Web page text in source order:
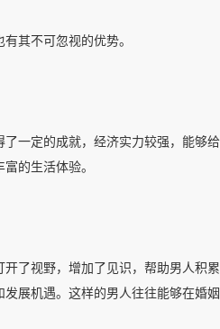
其不可忽视的优势。
一定的成就，经济实力较强，能够
的生活体验。
了视野，增加了见识，帮助男人积
展机遇。这样的男人往往能够在婚